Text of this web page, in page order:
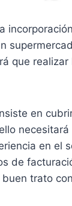
que realizar
en
en el
de
buen trato